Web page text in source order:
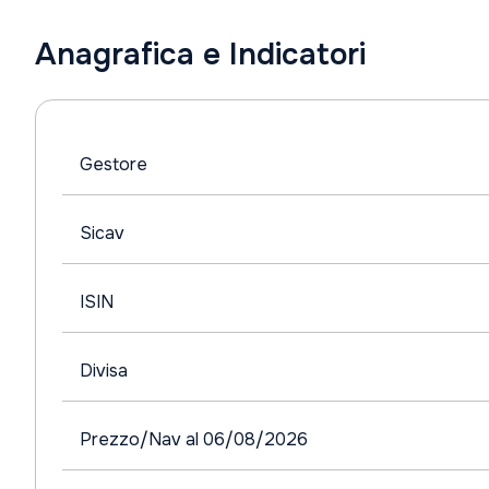
Anagrafica e Indicatori
Gestore
Sicav
ISIN
Divisa
Prezzo/Nav al 06/08/2026